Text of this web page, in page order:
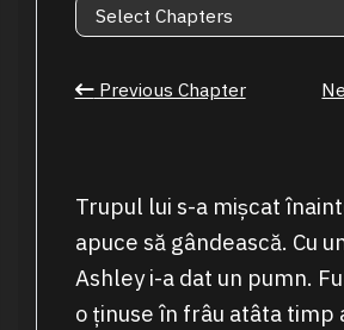
Previous Chapter
Trupul lui s-a mișcat
apuce să gândească. Cu
Ashley i-a dat un pumn.
o ținuse în frâu atâta timp